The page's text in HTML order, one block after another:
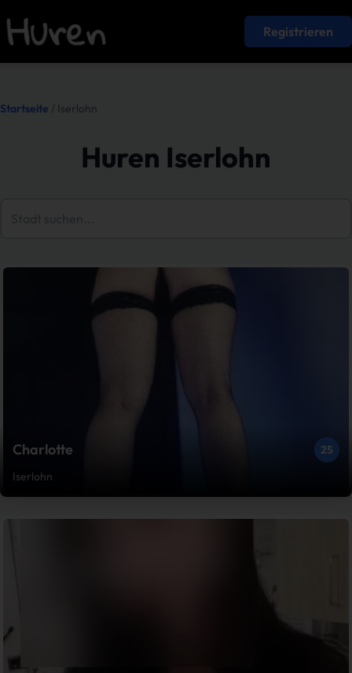
Registrieren
Startseite / Iserlohn
Huren Iserlohn
Charlotte
25
Iserlohn